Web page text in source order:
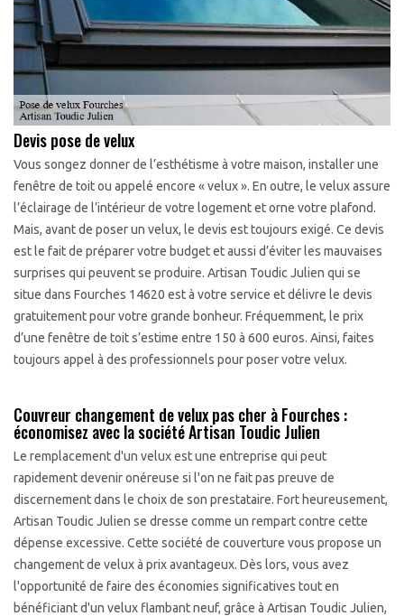
Devis pose de velux
Vous songez donner de l’esthétisme à votre maison, installer une
fenêtre de toit ou appelé encore « velux ». En outre, le velux assure
l’éclairage de l’intérieur de votre logement et orne votre plafond.
Mais, avant de poser un velux, le devis est toujours exigé. Ce devis
est le fait de préparer votre budget et aussi d’éviter les mauvaises
surprises qui peuvent se produire. Artisan Toudic Julien qui se
situe dans Fourches 14620 est à votre service et délivre le devis
gratuitement pour votre grande bonheur. Fréquemment, le prix
d’une fenêtre de toit s’estime entre 150 à 600 euros. Ainsi, faites
toujours appel à des professionnels pour poser votre velux.
Couvreur changement de velux pas cher à Fourches :
économisez avec la société Artisan Toudic Julien
Le remplacement d'un velux est une entreprise qui peut
rapidement devenir onéreuse si l'on ne fait pas preuve de
discernement dans le choix de son prestataire. Fort heureusement,
Artisan Toudic Julien se dresse comme un rempart contre cette
dépense excessive. Cette société de couverture vous propose un
changement de velux à prix avantageux. Dès lors, vous avez
l'opportunité de faire des économies significatives tout en
bénéficiant d'un velux flambant neuf, grâce à Artisan Toudic Julien,